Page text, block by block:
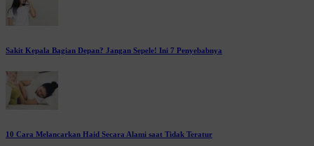
Sakit Kepala Bagian Depan? Jangan Sepele! Ini 7 Penyebabnya
10 Cara Melancarkan Haid Secara Alami saat Tidak Teratur